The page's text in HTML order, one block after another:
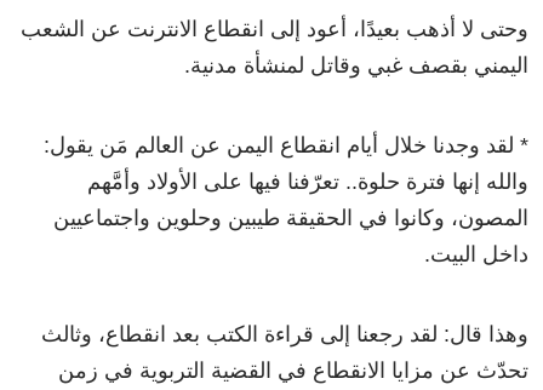
وحتى لا أذهب بعيدًا، أعود إلى انقطاع الانترنت عن الشعب
اليمني بقصف غبي وقاتل لمنشأة مدنية.
* لقد وجدنا خلال أيام انقطاع اليمن عن العالم مَن يقول:
والله إنها فترة حلوة.. تعرّفنا فيها على الأولاد وأمَّهم
المصون، وكانوا في الحقيقة طيبين وحلوين واجتماعيين
داخل البيت.
وهذا قال: لقد رجعنا إلى قراءة الكتب بعد انقطاع، وثالث
تحدّث عن مزايا الانقطاع في القضية التربوية في زمن